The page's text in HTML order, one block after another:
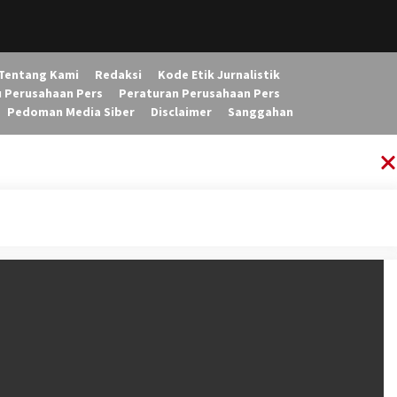
Kami Redaksi
Kode Etik Jurnalistik
Pers
Peraturan Perusahaan Pers
Pedoman Media Siber
Disclaimer Sanggahan